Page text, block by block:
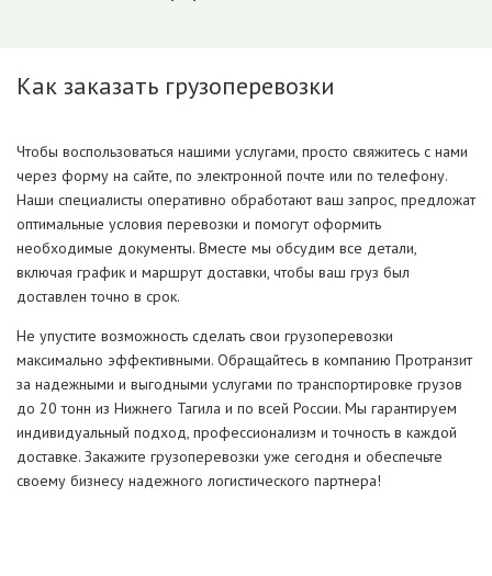
Как заказать грузоперевозки
Чтобы воспользоваться нашими услугами, просто свяжитесь с нами
через форму на сайте, по электронной почте или по телефону.
Наши специалисты оперативно обработают ваш запрос, предложат
оптимальные условия перевозки и помогут оформить
необходимые документы. Вместе мы обсудим все детали,
включая график и маршрут доставки, чтобы ваш груз был
доставлен точно в срок.
Не упустите возможность сделать свои грузоперевозки
максимально эффективными. Обращайтесь в компанию Протранзит
за надежными и выгодными услугами по транспортировке грузов
до 20 тонн из Нижнего Тагила и по всей России. Мы гарантируем
индивидуальный подход, профессионализм и точность в каждой
доставке. Закажите грузоперевозки уже сегодня и обеспечьте
своему бизнесу надежного логистического партнера!